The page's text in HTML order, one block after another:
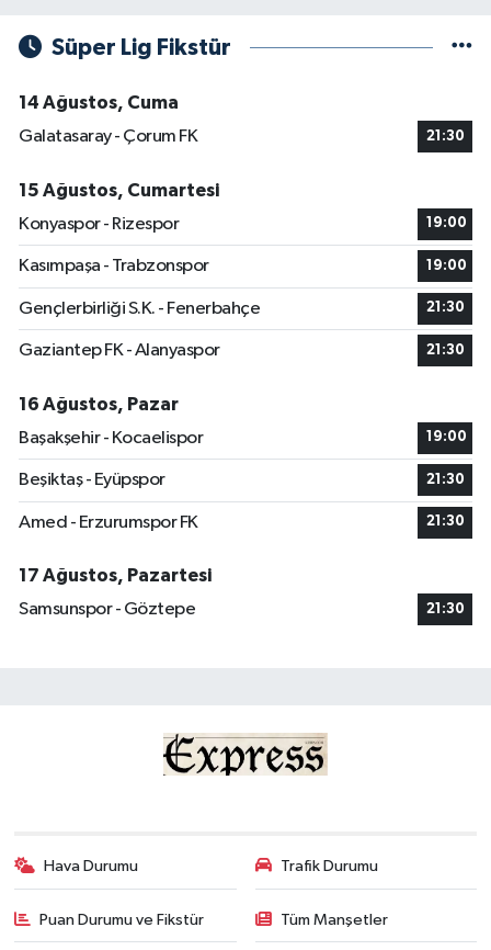
Süper Lig Fikstür
14 Ağustos, Cuma
Galatasaray - Çorum FK
21:30
15 Ağustos, Cumartesi
Konyaspor - Rizespor
19:00
Kasımpaşa - Trabzonspor 19:00
Gençlerbirliği S.K. - Fenerbahçe 21:30
Gaziantep FK - Alanyaspor 21:30
16 Ağustos, Pazar
Başakşehir - Kocaelispor
19:00
Beşiktaş - Eyüpspor 21:30
Amed - Erzurumspor FK 21:30
17 Ağustos, Pazartesi
Samsunspor - Göztepe
21:30
Hava Durumu Trafik Durumu
Puan Durumu ve Fikstür Tüm Manşetler